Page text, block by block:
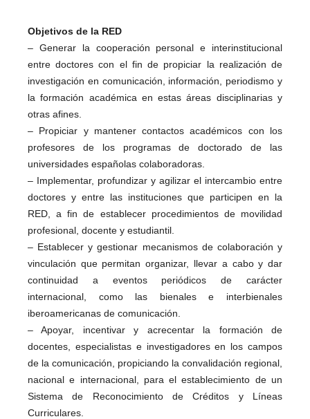
Objetivos de la RED
– Generar la cooperación personal e interinstitucional
entre doctores con el fin de propiciar la realización de
investigación en comunicación, información, periodismo y
la formación académica en estas áreas disciplinarias y
otras afines.
– Propiciar y mantener contactos académicos con los
profesores de los programas de doctorado de las
universidades españolas colaboradoras.
– Implementar, profundizar y agilizar el intercambio entre
doctores y entre las instituciones que participen en la
RED, a fin de establecer procedimientos de movilidad
profesional, docente y estudiantil.
– Establecer y gestionar mecanismos de colaboración y
vinculación que permitan organizar, llevar a cabo y dar
continuidad a eventos periódicos de carácter
internacional, como las bienales e interbienales
iberoamericanas de comunicación.
– Apoyar, incentivar y acrecentar la formación de
docentes, especialistas e investigadores en los campos
de la comunicación, propiciando la convalidación regional,
nacional e internacional, para el establecimiento de un
Sistema de Reconocimiento de Créditos y Líneas
Curriculares.